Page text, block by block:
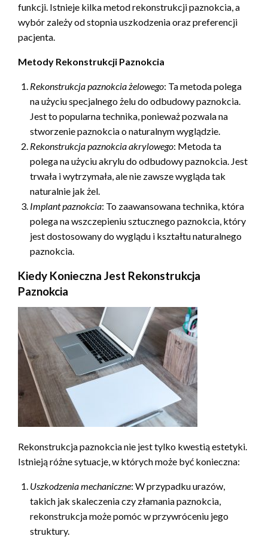
funkcji. Istnieje kilka metod rekonstrukcji paznokcia, a
wybór zależy od stopnia uszkodzenia oraz preferencji
pacjenta.
Metody Rekonstrukcji Paznokcia
Rekonstrukcja paznokcia żelowego: Ta metoda polega
na użyciu specjalnego żelu do odbudowy paznokcia.
Jest to popularna technika, ponieważ pozwala na
stworzenie paznokcia o naturalnym wyglądzie.
Rekonstrukcja paznokcia akrylowego: Metoda ta
polega na użyciu akrylu do odbudowy paznokcia. Jest
trwała i wytrzymała, ale nie zawsze wygląda tak
naturalnie jak żel.
Implant paznokcia: To zaawansowana technika, która
polega na wszczepieniu sztucznego paznokcia, który
jest dostosowany do wyglądu i kształtu naturalnego
paznokcia.
Kiedy Konieczna Jest Rekonstrukcja
Paznokcia
Rekonstrukcja paznokcia nie jest tylko kwestią estetyki.
Istnieją różne sytuacje, w których może być konieczna:
Uszkodzenia mechaniczne: W przypadku urazów,
takich jak skaleczenia czy złamania paznokcia,
rekonstrukcja może pomóc w przywróceniu jego
struktury.